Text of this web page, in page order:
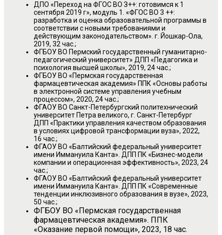
ДПО «Переход на ФГОС ВО З++: готовимся к 1
сентября 2019 г», модуль 1. «ФГОС ВО 3 ++:
разработка и оценка образовательной программы в
соответствии с новыми требованиями и
действующим законодательством». г. Йошкар-Ола,
2019, 32 час.;
ФГБОУ ВО Пермский государственный гуманитарно-
педагогический университет» ДПП «Педагогика и
психология высшей школы», 2019, 24 час.;
ФГБОУ ВО «Пермская государственная
фармацевтическая академия» ППК «Основы работы
в электронной системе управления учебным
процессом», 2020, 24 час.;
ФГАОУ ВО Санкт-Петербургский политехнический
университет Петра великого, г. Санкт-Петербург
ДПП «Практики управления качеством образования
в условиях цифровой трансформации вуза», 2022,
16 час.;
ФГАОУ ВО «Балтийский федеральный университет
имени Иммануила Канта». ДПП ПК «Бизнес-модели
компании и операционная эффективность», 2023, 24
час.;
ФГАОУ ВО «Балтийский федеральный университет
имени Иммануила Канта». ДПП ПК «Современные
тенденции инклюзивного образования в вузе», 2023,
50 час.;
ФГБОУ ВО «Пермская государственная
фармацевтическая академия». ППК
«Оказание первой помощи», 2023, 18 час.